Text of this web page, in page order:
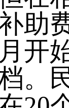
助
开
。